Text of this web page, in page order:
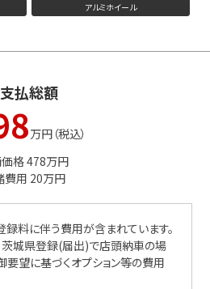
アルミホイール
支払総額
万円（税込）
格 478万円
費用 20万円
録料に伴う費用が含まれています。
城県登録(届出)で店頭納車の場
要望に基づくオプション等の費用